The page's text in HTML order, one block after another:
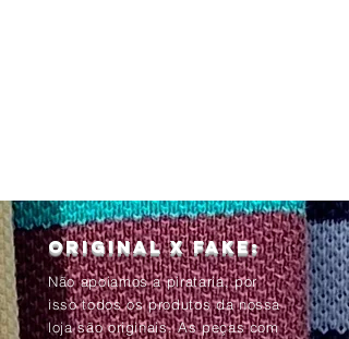
Original x Fake:
Não apoiamos a pirataria, por
isso todos os produtos da nossa
loja são originais. As peças com